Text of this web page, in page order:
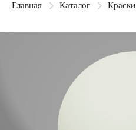
Главная Каталог Краски